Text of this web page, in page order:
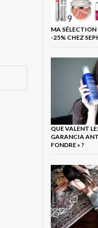
MA SÉLECTION
-25% CHEZ
QUE VALENT
GARANCIA
FONDRE » ?